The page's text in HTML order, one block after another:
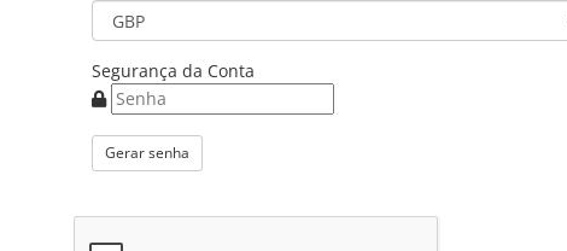
Segurança da Conta
Gerar senha